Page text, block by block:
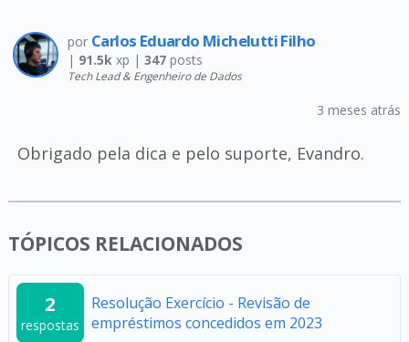
por Carlos Eduardo Michelutti Filho
| 91.5kxp | 347posts
Tech Lead & Engenheiro de Dados
3 meses atrás
Obrigado pela dica e pelo suporte, Evandro.
TÓPICOS RELACIONADOS
2
respostas
Resolução Exercício - Revisão de
empréstimos concedidos em 2023